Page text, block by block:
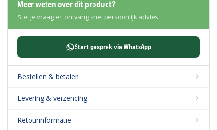
Meer weten over dit product?
Stel je vraag en ontvang snel persoonlijk advies.
Start gesprek via WhatsApp
Bestellen & betalen
Levering & verzending
Retourinformatie